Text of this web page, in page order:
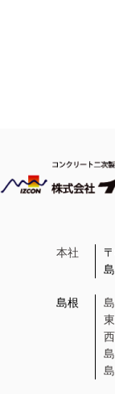
本社
島根